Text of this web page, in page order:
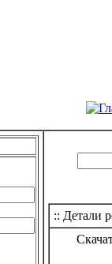
:: Детали